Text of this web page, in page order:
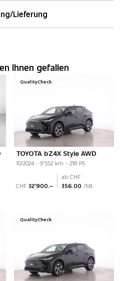
Lieferung
Ihnen gefallen
QualityCheck
TOYOTA bZ4X Style AWD
10/2024 - 9'552 km - 218 PS
CHF 32'900.–
ab CHF
356.00 /Mt.
QualityCheck